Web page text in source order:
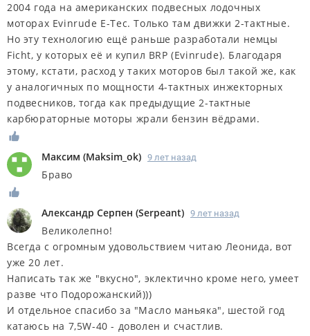
2004 года на американских подвесных лодочных
моторах Evinrude E-Tec. Только там движки 2-тактные.
Но эту технологию ещё раньше разработали немцы
Ficht, у которых её и купил BRP (Evinrude). Благодаря
этому, кстати, расход у таких моторов был такой же, как
у аналогичных по мощности 4-тактных инжекторных
подвесников, тогда как предыдущие 2-тактные
карбюраторные моторы жрали бензин вёдрами.
Максим (Maksim_ok) 9 лет назад
Браво
Александр Серпен (Serpeant) 9 лет назад
Великолепно!
Всегда с огромным удовольствием читаю Леонида, вот
уже 20 лет.
Написать так же "вкусно", эклектично кроме него, умеет
разве что Подорожанский)))
И отдельное спасибо за "Масло маньяка", шестой год
катаюсь на 7,5W-40 - доволен и счастлив.